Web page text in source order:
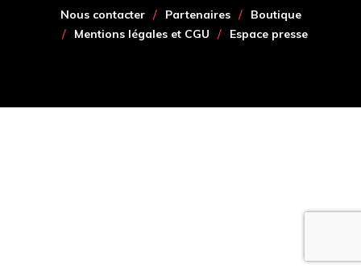
Nous contacter Partenaires
Boutique
Mentions légales et CGU
Espace presse